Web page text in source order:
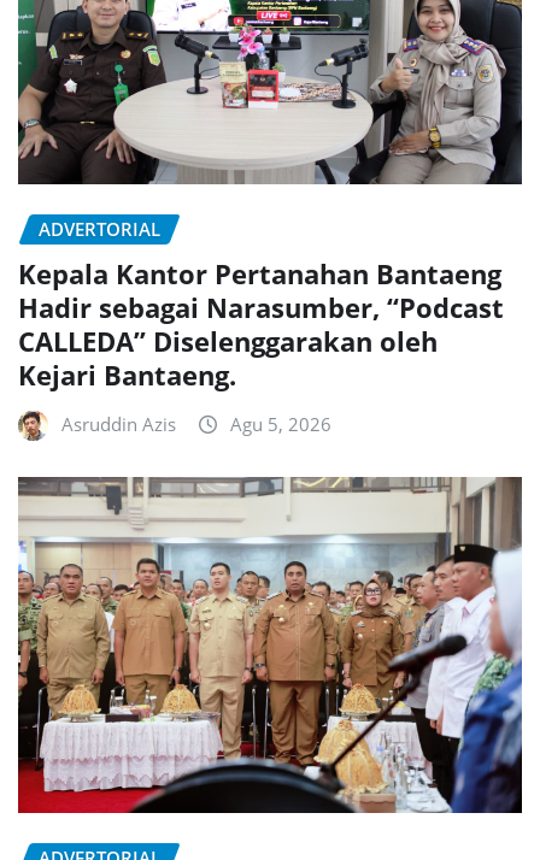
ADVERTORIAL
Kepala Kantor Pertanahan Bantaeng
Hadir sebagai Narasumber, “Podcast
CALLEDA” Diselenggarakan oleh
Kejari Bantaeng.
Asruddin Azis Agu 5, 2026